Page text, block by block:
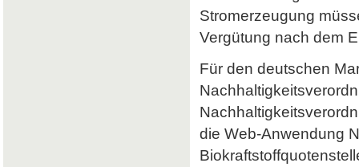
Stromerzeugung
Vergütung nach dem
Für den deutschen
die Web-Anwendung